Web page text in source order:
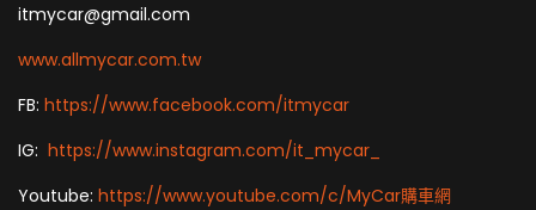
itmycar@gmail.com
www.allmycar.com.tw
FB: https://www.facebook.com/itmycar
IG: https://www.instagram.com/it_mycar_
Youtube: https://www.youtube.com/c/MyCar購車網